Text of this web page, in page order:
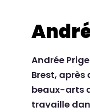
Andrée
Brest, après
beaux-arts
travaille